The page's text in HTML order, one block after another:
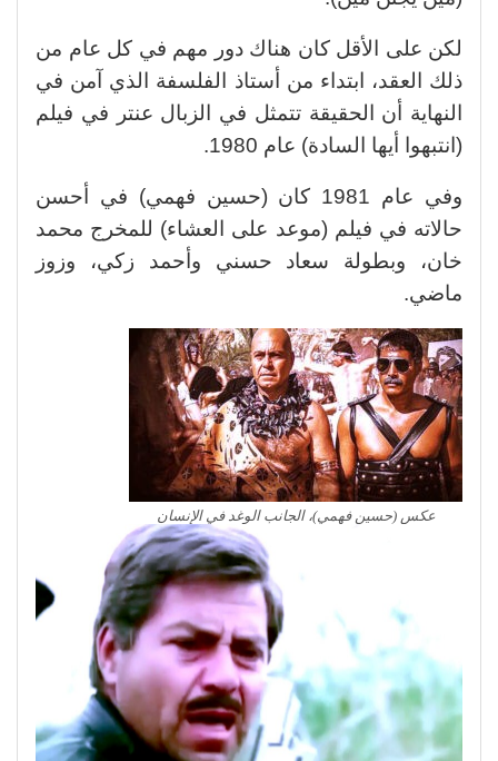
لكن على الأقل كان هناك دور مهم في كل عام من
ذلك العقد، ابتداء من أستاذ الفلسفة الذي آمن في
النهاية أن الحقيقة تتمثل في الزبال عنتر في فيلم
(انتبهوا أيها السادة) عام 1980.
وفي عام 1981 كان (حسين فهمي) في أحسن
حالاته في فيلم (موعد على العشاء) للمخرج محمد
خان، وبطولة سعاد حسني وأحمد زكي، وزوز
ماضي.
عكس (حسين فهمي)، الجانب الوغد في الإنسان